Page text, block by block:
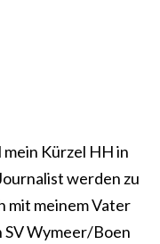
Kürzel HH in
werden zu
mit meinem Vater
SV Wymeer/Boen